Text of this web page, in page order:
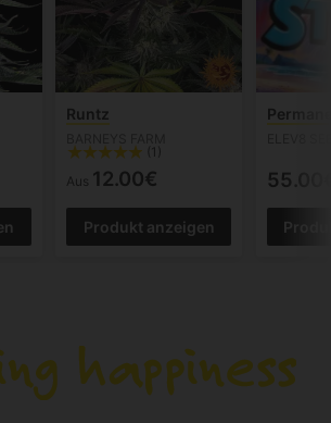
Runtz
(1)
Aus 12.00€
Produkt anzeigen